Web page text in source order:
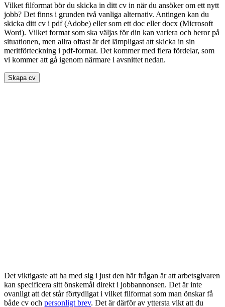
Vilket filformat bör du skicka in ditt cv in när du ansöker om ett nytt
jobb? Det finns i grunden två vanliga alternativ. Antingen kan du
skicka ditt cv i pdf (Adobe) eller som ett doc eller docx (Microsoft
Word). Vilket format som ska väljas för din kan variera och beror på
situationen, men allra oftast är det lämpligast att skicka in sin
meritförteckning i pdf-format. Det kommer med flera fördelar, som
vi kommer att gå igenom närmare i avsnittet nedan.
Skapa cv
Det viktigaste att ha med sig i just den här frågan är att arbetsgivaren
kan specificera sitt önskemål direkt i jobbannonsen. Det är inte
ovanligt att det står förtydligat i vilket filformat som man önskar få
både cv och personligt brev. Det är därför av yttersta vikt att du